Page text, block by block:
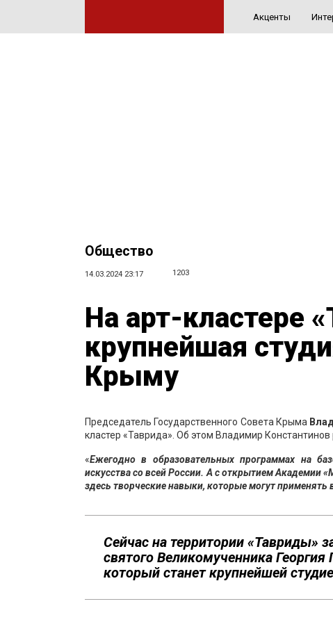
Акценты
Общество
14.03.2024 23:17 1203
На арт-кластере
крупнейшая
Крыму
Председатель Государственного Совета Крыма
кластер «Таврида». Об этом Владимир Константинов
«Ежегодно в образовательных программах на
искусства со всей России. А с открытием Академии
здесь творческие навыки, которые могут применять
Сейчас на территории «Тавриды»
святого Великомученника
который станет крупнейшей